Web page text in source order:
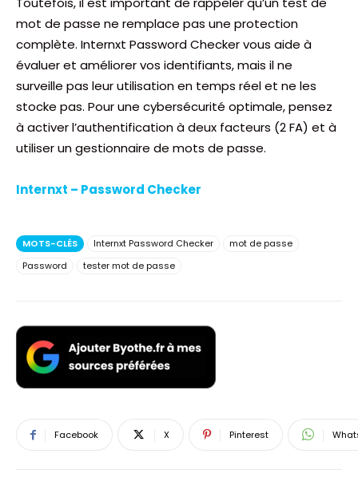
mot de passe ne remplace pas une protection
complète. Internxt Password Checker vous aide à
évaluer et améliorer vos identifiants, mais il ne
surveille pas leur utilisation en temps réel et ne les
stocke pas. Pour une cybersécurité optimale, pensez
à activer l’authentification à deux facteurs (2 FA) et à
utiliser un gestionnaire de mots de passe.
Internxt – Password Checker
MOTS-CLÉS Internxt Password Checker
mot de passe
Password
tester mot de passe
Facebook X Pinterest